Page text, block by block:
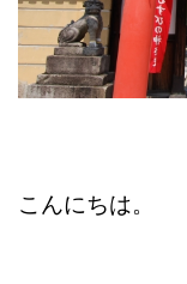
こんにちは。